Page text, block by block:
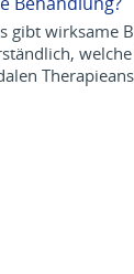
gibt wirksame